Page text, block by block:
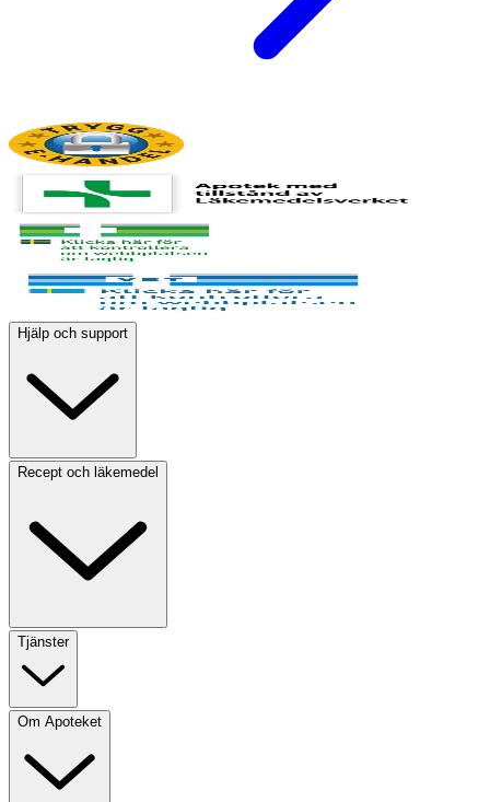
Hjälp och support
Recept och läkemedel
Tjänster
Om Apoteket